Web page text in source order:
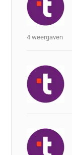
4 weergaven